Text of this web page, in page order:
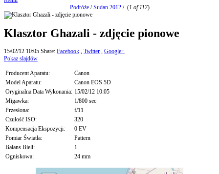
Podróże/Sudan 2012/ (1 of 117)
Klasztor Ghazali - zdjęcie pionowe
15/02/12 10:05 Share: Facebook , Twitter , Google+
Pokaz slajdów
Producent Aparatu:
Canon
Model Aparatu:
Canon EOS 5D
Oryginalna Data Wykonania: 15/02/12 10:05
Migawka:
1/800 sec
Przesłona:
f/11
Czułość ISO:
320
Kompensacja Ekspozycji:
0 EV
Pomiar Światła:
Pattern
Balans Bieli:
1
Ogniskowa:
24 mm